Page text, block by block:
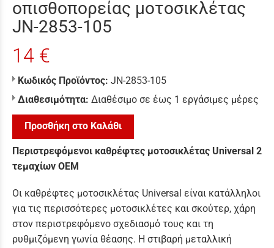
οπισθοπορείας μοτοσικλέτας
JN-2853-105
14 €
Κωδικός Προϊόντος: JN-2853-105
Διαθεσιμότητα: Διαθέσιμο σε έως 1 εργάσιμες μέρες
Προσθήκη στο Καλάθι
Περιστρεφόμενοι καθρέφτες μοτοσικλέτας Universal 2
τεμαχίων OEM
Οι καθρέφτες μοτοσικλέτας Universal είναι κατάλληλοι
για τις περισσότερες μοτοσικλέτες και σκούτερ, χάρη
στον περιστρεφόμενο σχεδιασμό τους και τη
ρυθμιζόμενη γωνία θέασης. Η στιβαρή μεταλλική